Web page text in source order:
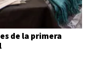
de la primera